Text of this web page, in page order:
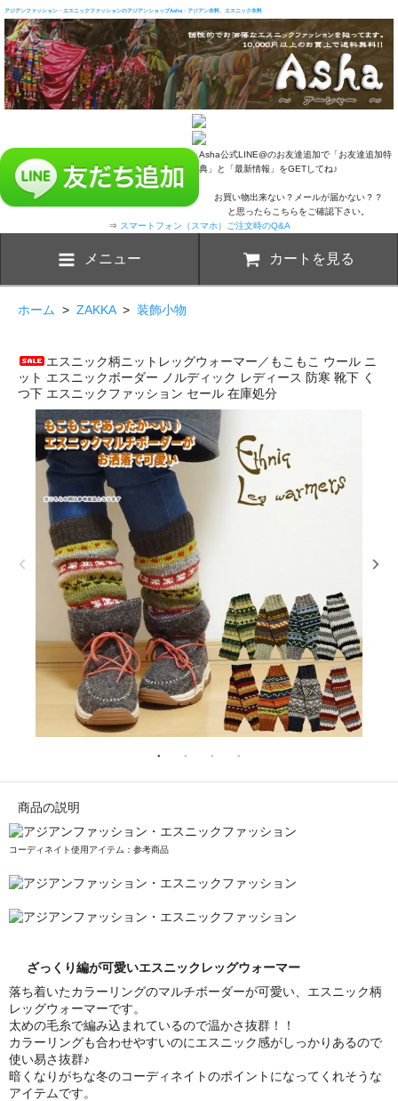
アジアンファッション・エスニックファッションのアジアンショップAsha・アジアン衣料、エスニック衣料
Asha公式LINE@のお友達追加で「お友達追加特
典」と「最新情報」をGETしてね♪
お買い物出来ない？メールが届かない？？
と思ったらこちらをご確認下さい。
⇒ スマートフォン（スマホ）ご注文時のQ&A
メニュー カートを見る
ホーム > ZAKKA> 装飾小物
エスニック柄ニットレッグウォーマー／もこもこ ウール ニ
ット エスニックボーダー ノルディック レディース 防寒 靴下 く
つ下 エスニックファッション セール 在庫処分
商品の説明
コーディネイト使用アイテム：参考商品
ざっくり編が可愛いエスニックレッグウォーマー
落ち着いたカラーリングのマルチボーダーが可愛い、エスニック柄
レッグウォーマーです。
太めの毛糸で編み込まれているので温かさ抜群！！
カラーリングも合わせやすいのにエスニック感がしっかりあるので
使い易さ抜群♪
暗くなりがちな冬のコーディネイトのポイントになってくれそうな
アイテムです。